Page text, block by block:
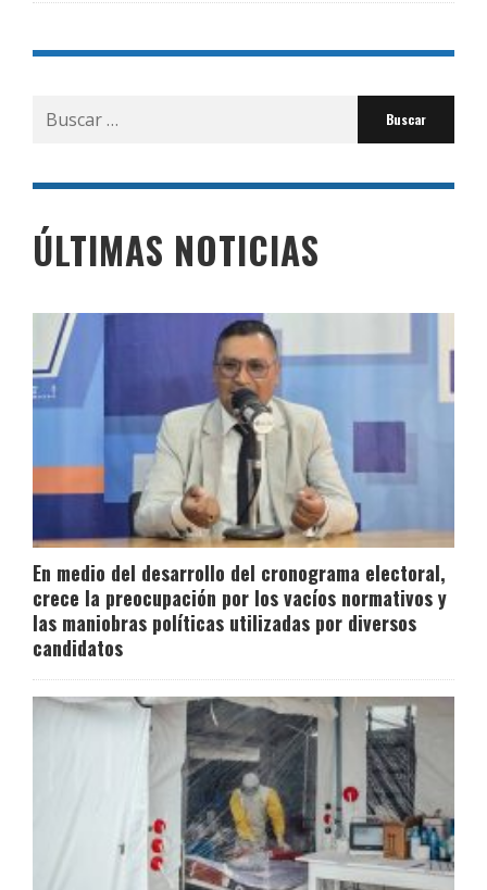
Buscar
por:
ÚLTIMAS NOTICIAS
En medio del desarrollo del cronograma electoral,
crece la preocupación por los vacíos normativos y
las maniobras políticas utilizadas por diversos
candidatos